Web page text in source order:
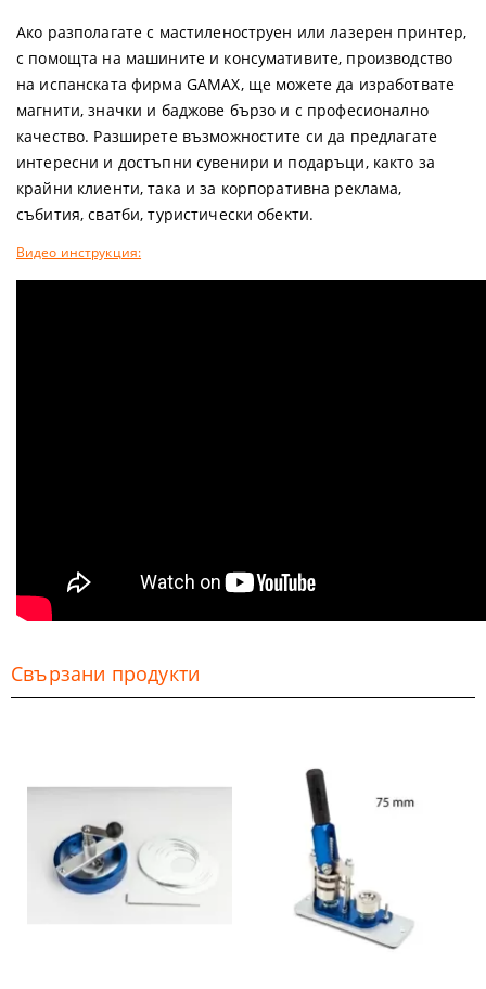
Ако разполагате с мастиленоструен или лазерен принтер,
с помощта на машините и консумативите, производство
на испанската фирма GAMAX, ще можете да изработвате
магнити, значки и баджове бързо и с професионално
качество. Разширете възможностите си да предлагате
интересни и достъпни сувенири и подаръци, както за
крайни клиенти, така и за корпоративна реклама,
събития, сватби, туристически обекти.
Видео инструкция:
Свързани продукти